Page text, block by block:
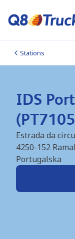
Stations
IDS
Estrada da
4250-152
Portugalska